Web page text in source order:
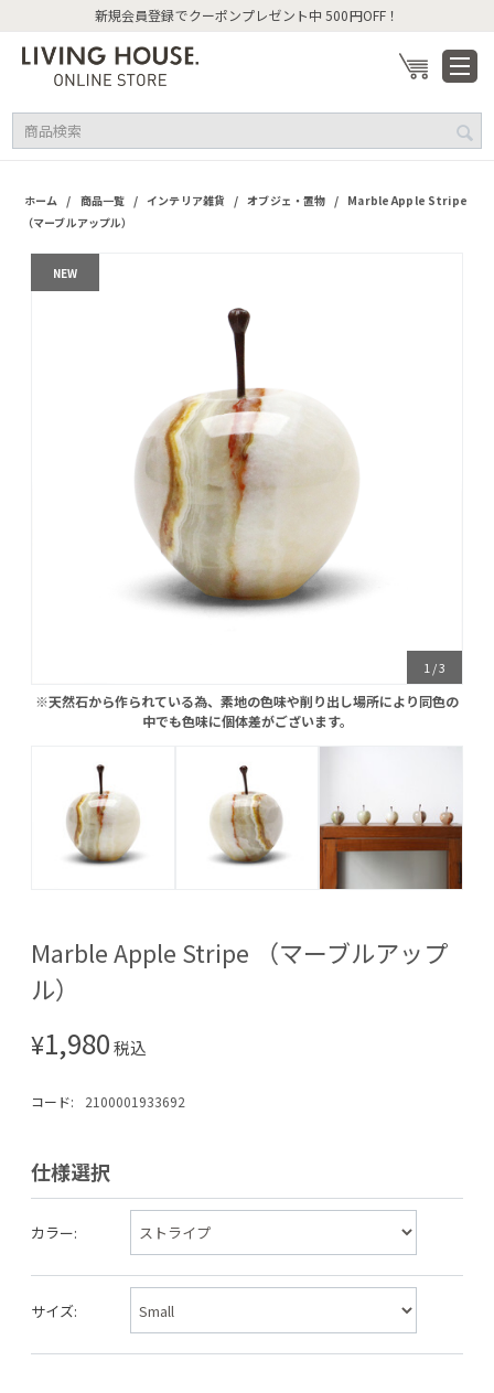
新規会員登録でクーポンプレゼント中 500円OFF！
ホーム / 商品一覧 / インテリア雑貨 / オブジェ・置物 / Marble Apple Stripe
（マーブルアップル）
NEW
※天然石から作られている為、素地の色味や削り出し場所により同色の
中でも色味に個体差がございます。
1 /3
※天然石から作られている為、素地の色味や削り出し場所により同色の
中でも色味に個体差がございます。
Marble Apple Stripe （マーブルアップ
ル）
¥1,980税込
コード: 2100001933692
仕様選択
カラー:
サイズ: